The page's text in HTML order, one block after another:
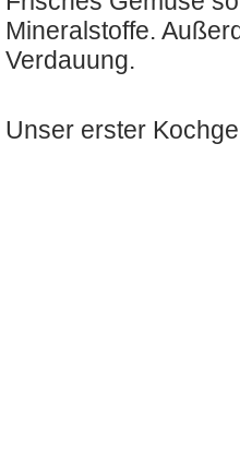
Mineralstoffe.
Verdauung.
Unser erster